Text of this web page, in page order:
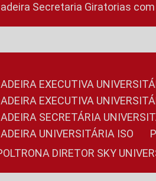
Cadeira Secretaria Giratorias
CADEIRA EXECUTIVA
CADEIRA EXECUTIVA
CADEIRA SECRETÁRIA
CADEIRA UNIVERSITÁRIA ISO
POLTRONA DIRETOR SKY